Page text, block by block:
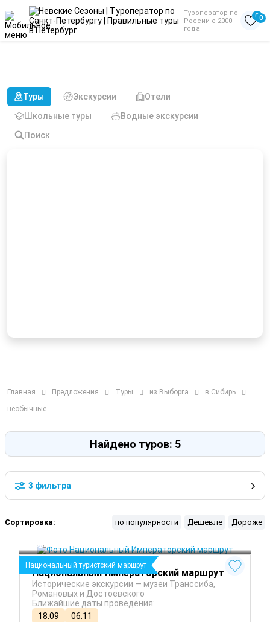
Туроператор по
России с 2000
года
00
Туры Экскурсии
Отели
Школьные туры
Водные экскурсии
Поиск
Главная Предложения Туры из Выборга
в Сибирь
необычные
Найдено туров: 5
3 фильтра
Сортировка: по популярности Дешевле Дороже
Омск
Национальный туристский маршрут
Национальный Императорский маршрут
Исторические экскурсии — музеи Транссиба,
Романовых и Достоевского
Ближайшие даты проведения:
18.09
06.11